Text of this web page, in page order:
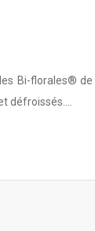
Bi-florales®
défroissés....